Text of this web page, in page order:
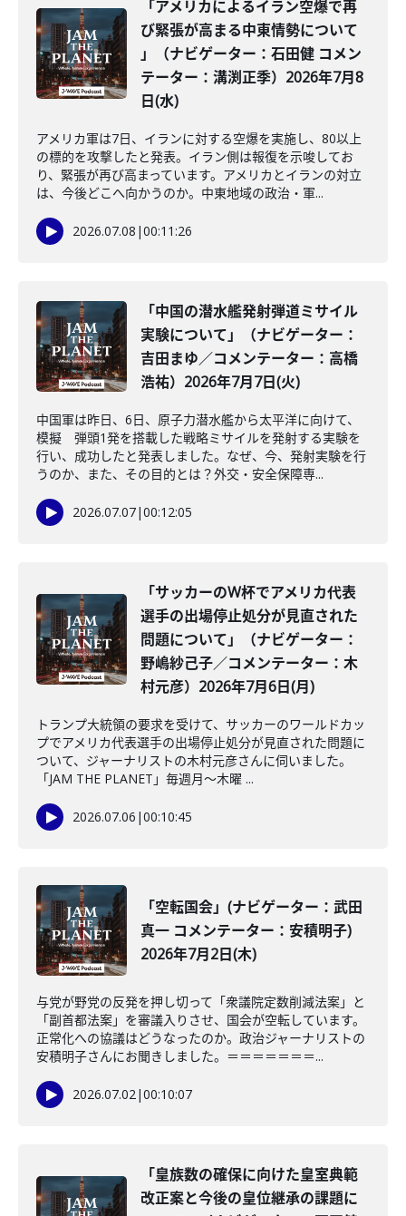
「アメリカによるイラン空爆で再
び緊張が高まる中東情勢について
」（ナビゲーター：石田健 コメン
テーター：溝渕正季）2026年7月8
日(水)
アメリカ軍は7日、イランに対する空爆を実施し、80以上
の標的を攻撃したと発表。イラン側は報復を示唆してお
り、緊張が再び高まっています。アメリカとイランの対立
は、今後どこへ向かうのか。中東地域の政治・軍...
2026.07.08 |00:11:26
「中国の潜水艦発射弾道ミサイル
実験について」（ナビゲーター：
吉田まゆ／コメンテーター：高橋
浩祐）2026年7月7日(火)
中国軍は昨日、6日、原子力潜水艦から太平洋に向けて、
模擬 弾頭1発を搭載した戦略ミサイルを発射する実験を
行い、成功したと発表しました。なぜ、今、発射実験を行
うのか、また、その目的とは？外交・安全保障専...
2026.07.07|00:12:05
「サッカーのW杯でアメリカ代表
選手の出場停止処分が見直された
問題について」（ナビゲーター：
野嶋紗己子／コメンテーター：木
村元彦）2026年7月6日(月)
トランプ大統領の要求を受けて、サッカーのワールドカッ
プでアメリカ代表選手の出場停止処分が見直された問題に
ついて、ジャーナリストの木村元彦さんに伺いました。
「JAM THE PLANET」毎週月～木曜 ...
2026.07.06 |00:10:45
「空転国会」(ナビゲーター：武田
真一 コメンテーター：安積明子)
2026年7月2日(木)
与党が野党の反発を押し切って「衆議院定数削減法案」と
「副首都法案」を審議入りさせ、国会が空転しています。
正常化への協議はどうなったのか。政治ジャーナリストの
安積明子さんにお聞きしました。＝＝＝＝＝＝＝...
2026.07.02|00:10:07
「皇族数の確保に向けた皇室典範
改正案と今後の皇位継承の課題に